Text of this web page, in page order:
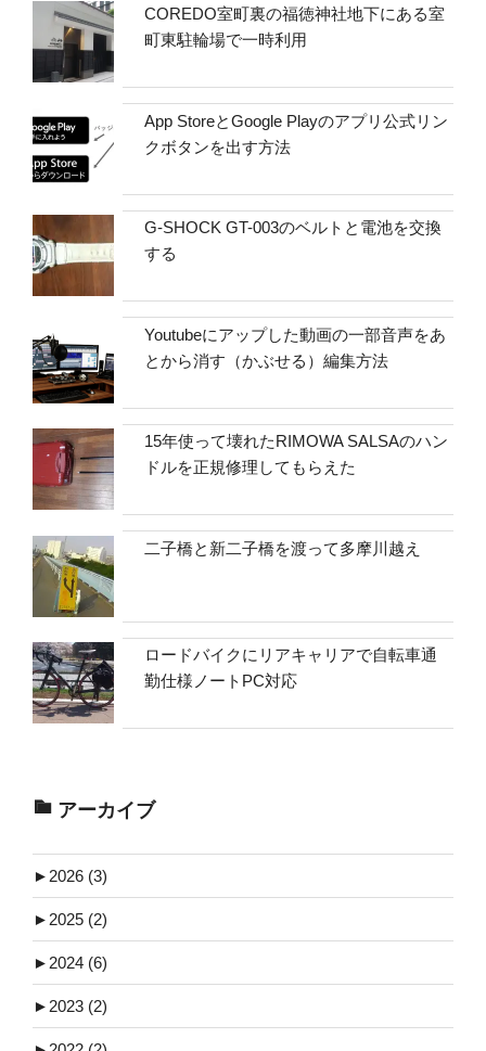
COREDO室町裏の福徳神社地下にある室
町東駐輪場で一時利用
App StoreとGoogle Playのアプリ公式リン
クボタンを出す方法
G-SHOCK GT-003のベルトと電池を交換
する
Youtubeにアップした動画の一部音声をあ
とから消す（かぶせる）編集方法
15年使って壊れたRIMOWA SALSAのハン
ドルを正規修理してもらえた
二子橋と新二子橋を渡って多摩川越え
ロードバイクにリアキャリアで自転車通
勤仕様ノートPC対応
アーカイブ
► 2026 (3)
► 2025 (2)
► 2024 (6)
► 2023 (2)